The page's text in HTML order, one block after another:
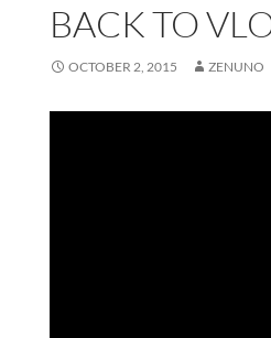
BACK TO
OCTOBER 2, 2015 ZENUNO